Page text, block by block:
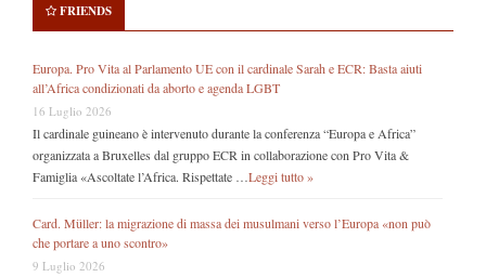
FRIENDS
Europa. Pro Vita al Parlamento UE con il cardinale Sarah e ECR: Basta aiuti
all’Africa condizionati da aborto e agenda LGBT
16 Luglio 2026
Il cardinale guineano è intervenuto durante la conferenza “Europa e Africa”
organizzata a Bruxelles dal gruppo ECR in collaborazione con Pro Vita &
Famiglia «Ascoltate l’Africa. Rispettate … Leggi tutto »
Card. Müller: la migrazione di massa dei musulmani verso l’Europa «non può
che portare a uno scontro»
9 Luglio 2026